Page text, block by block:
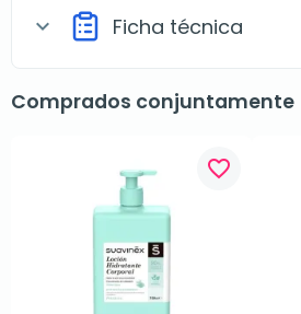
expand_more Ficha técnica
Comprados conjuntamente
favorite_border